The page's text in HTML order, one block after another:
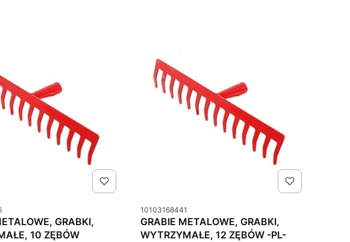
GRABKI,
10 ZĘBÓW
Kod produktu
10103168441
GRABIE METALOWE, GRABKI,
WYTRZYMAŁE, 12 ZĘBÓW -PL-